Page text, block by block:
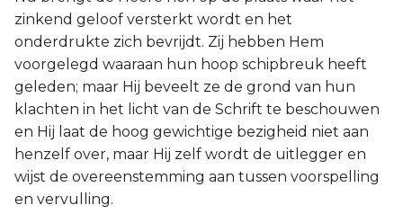
zinkend geloof versterkt wordt en het
onderdrukte zich bevrijdt. Zij hebben Hem
voorgelegd waaraan hun hoop schipbreuk heeft
geleden; maar Hij beveelt ze de grond van hun
klachten in het licht van de Schrift te beschouwen
en Hij laat de hoog gewichtige bezigheid niet aan
henzelf over, maar Hij zelf wordt de uitlegger en
wijst de overeenstemming aan tussen voorspelling
en vervulling.